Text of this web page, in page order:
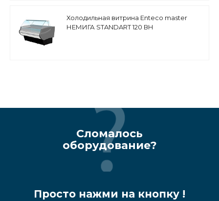
Холодильная витрина Enteco master
НЕМИГА STANDART 120 ВН
Сломалось
оборудование?
Просто нажми на кнопку !